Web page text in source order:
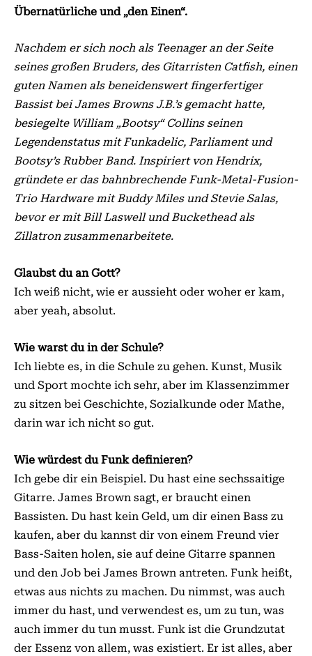
Übernatürliche und „den Einen“.
Nachdem er sich noch als Teenager an der Seite
seines großen Bruders, des Gitarristen Catfish, einen
guten Namen als beneidenswert fingerfertiger
Bassist bei James Browns J.B.’s ge­­macht hatte,
besiegelte William „Bootsy“ Collins seinen
Legendenstatus mit Funkadelic, Parliament und
Bootsy’s Rubber Band. Inspiriert von Hendrix,
gründete er das bahnbrechende Funk-Metal-Fusion-
Trio Hardware mit Buddy Miles und Stevie Salas,
bevor er mit Bill Laswell und Buckethead als
Zillatron zusammenarbeitete.
Glaubst du an Gott?
Ich weiß nicht, wie er aussieht oder woher er kam,
aber yeah, absolut.
Wie warst du in der Schule?
Ich liebte es, in die Schule zu gehen. Kunst, Musik
und Sport mochte ich sehr, aber im Klassenzimmer
zu sitzen bei Geschichte, Sozialkunde oder Mathe,
darin war ich nicht so gut.
Wie würdest du Funk definieren?
Ich gebe dir ein Beispiel. Du hast eine sechssaitige
Gitarre. James Brown sagt, er braucht einen
Bassisten. Du hast kein Geld, um dir einen Bass zu
kaufen, aber du kannst dir von einem Freund vier
Bass-Saiten holen, sie auf deine Gitarre spannen
und den Job bei James Brown antreten. Funk heißt,
etwas aus nichts zu machen. Du nimmst, was auch
immer du hast, und verwendest es, um zu tun, was
auch immer du tun musst. Funk ist die Grundzutat
der Essenz von allem, was existiert. Er ist alles, aber